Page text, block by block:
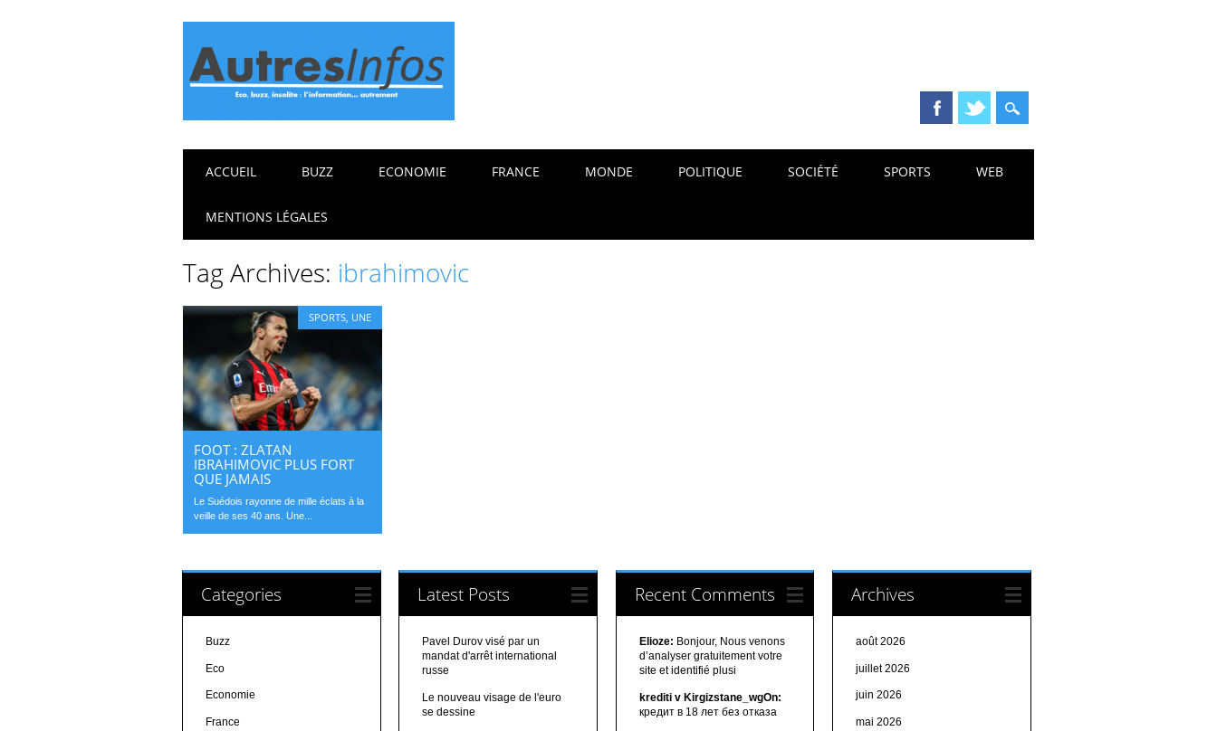
Main menu
ACCUEIL BUZZ ECONOMIE FRANCE MONDE POLITIQUE SOCIÉTÉ SPORTS WEB
MENTIONS LÉGALES
Tag Archives: ibrahimovic
SPORTS, UNE
FOOT : ZLATAN
IBRAHIMOVIC PLUS FORT
QUE JAMAIS
Le Suédois rayonne de mille éclats à la
veille de ses 40 ans. Une...
Categories
Buzz
Eco
Economie
France
Latest Posts
Pavel Durov visé par un
mandat d'arrêt international
russe
Le nouveau visage de l'euro
se dessine
Recent Comments
Elioze: Bonjour, Nous venons
d’analyser gratuitement votre
site et identifié plusi
krediti v Kirgizstane_wgOn:
кредит в 18 лет без отказа
Archives
août 2026
juillet 2026
juin 2026
mai 2026